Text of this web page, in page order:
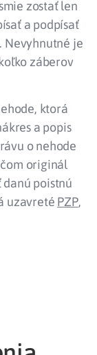
zostať len
a podpísať
Nevyhnutné je
záberov
ktorá
a popis
o nehode
originál
poistnú
uzavreté PZP,